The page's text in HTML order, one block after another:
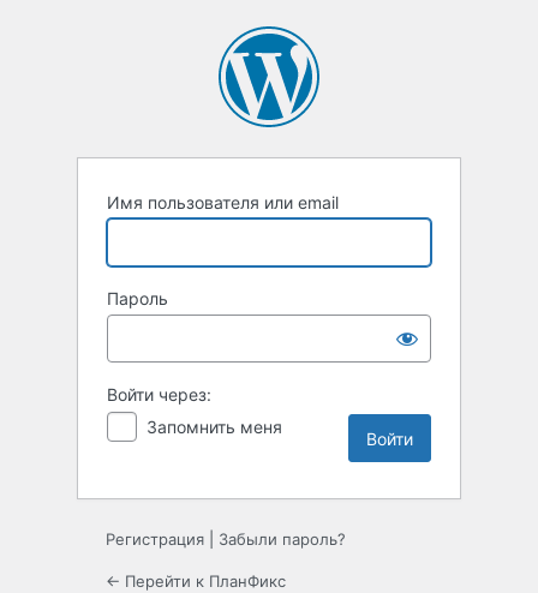
Имя пользователя или email
Пароль
Войти через:
Запомнить меня
Регистрация Забыли пароль?
← Перейти к ПланФикс